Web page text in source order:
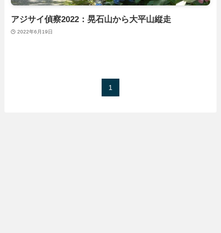
アジサイ偵察2022：晃石山から大平山縦走
2022年6月19日
1